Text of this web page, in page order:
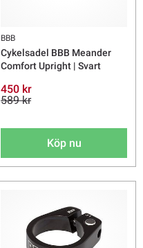
BBB
Cykelsadel BBB Meander
Comfort Upright | Svart
450 kr
589 kr
Köp nu